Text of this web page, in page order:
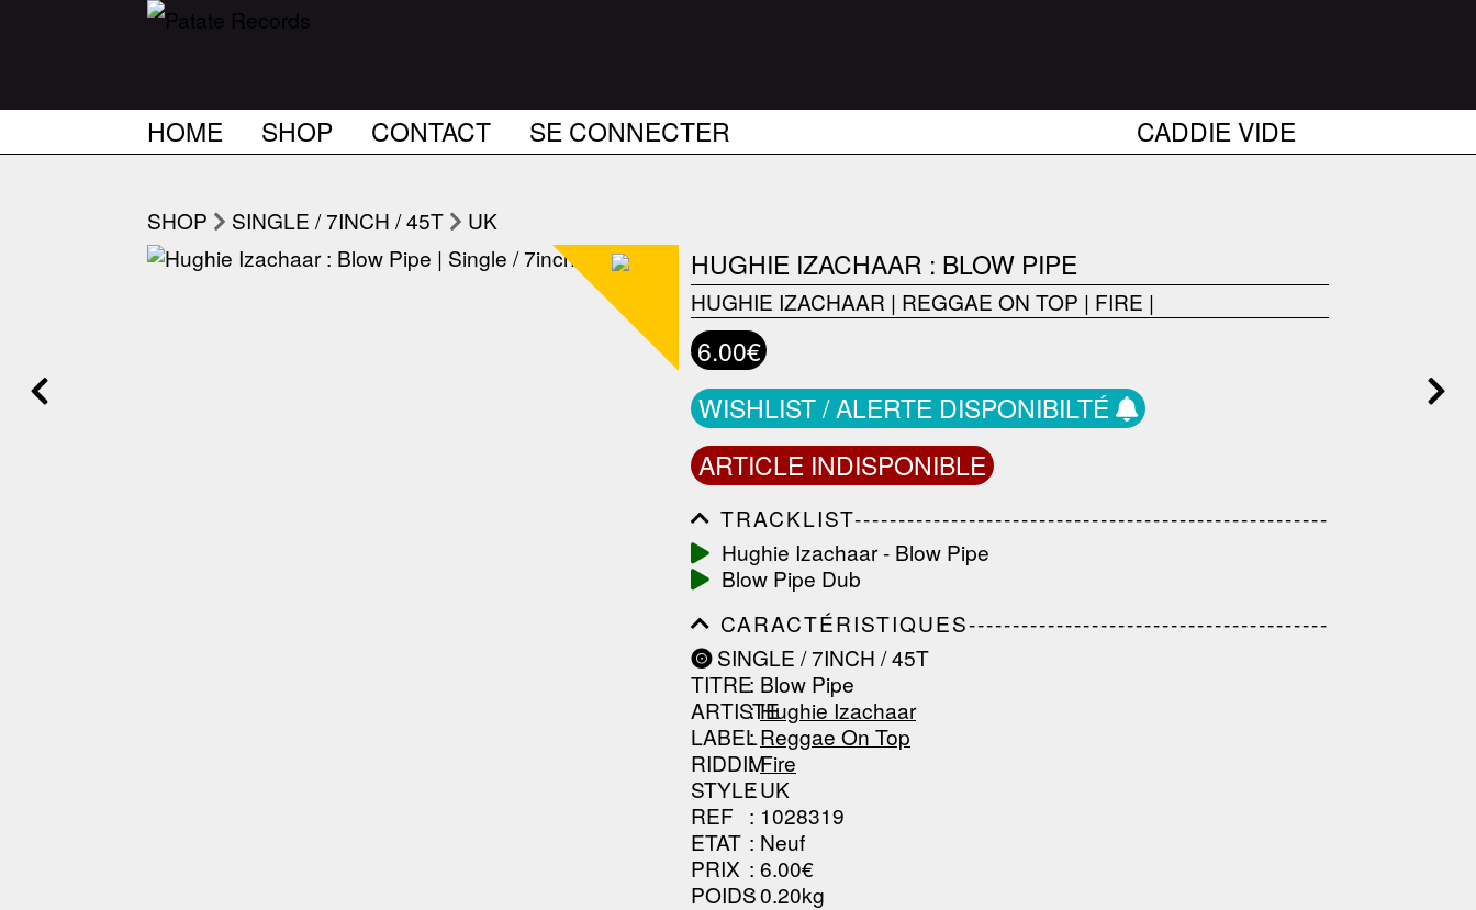
HOME SHOP CONTACT SE CONNECTER CADDIE VIDE
SHOP SINGLE / 7INCH / 45T UK
HUGHIE IZACHAAR : BLOW PIPE
HUGHIE IZACHAAR | REGGAE ON TOP | FIRE |
6.00€
WISHLIST / ALERTE DISPONIBILTÉ
ARTICLE INDISPONIBLE
TRACKLIST------------------------------------------------------
---------------------------------------------------------------------
---------------------------------------------------------------------
-----------------
Hughie Izachaar - Blow Pipe
Blow Pipe Dub
CARACTÉRISTIQUES-----------------------------------------
---------------------------------------------------------------------
---------------------------------------------------------------------
------------------------------
SINGLE / 7INCH / 45T
TITRE: Blow Pipe
ARTISTE
:Hughie Izachaar
LABEL
:Reggae On Top
RIDDIM
:Fire
STYLE: UK
REF : 1028319
ETAT : Neuf
PRIX : 6.00€
POIDS: 0.20kg